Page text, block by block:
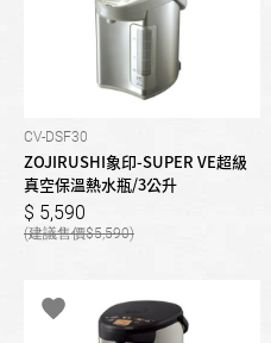
CV-DSF30
ZOJIRUSHI象印-SUPER VE超級
真空保溫熱水瓶/3公升
5,590
5,590